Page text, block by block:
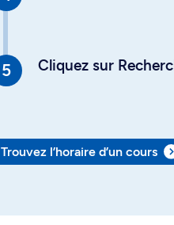
Cliquez sur
Trouvez l’horaire d’un cours